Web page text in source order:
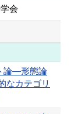
会
論―形態論
なカテゴリ